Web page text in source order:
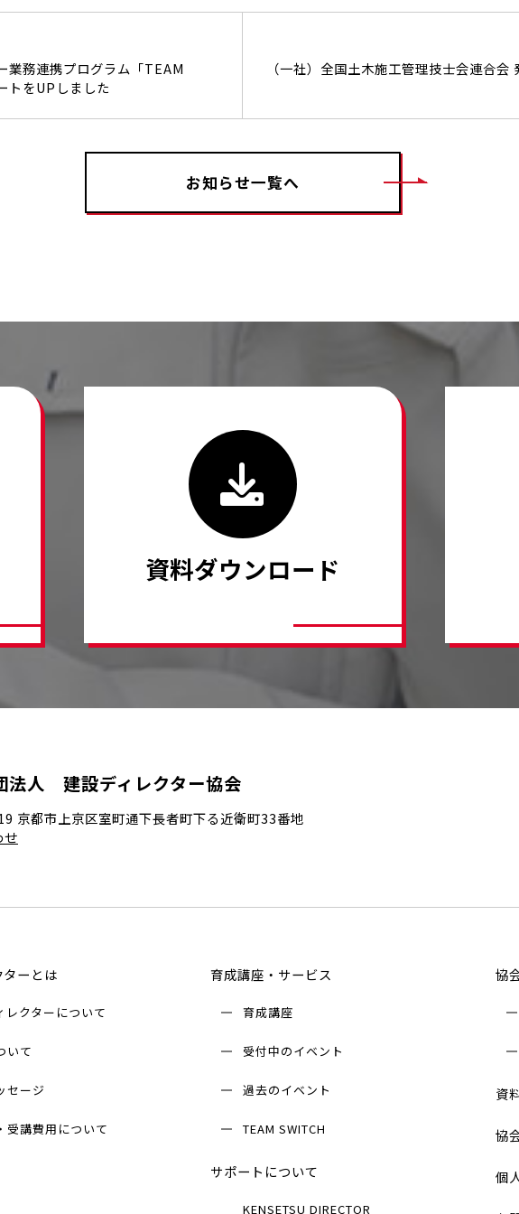
業務連携プログラム「TEAM
トをUPしました
（一社）全国土木施工管理技士会連合
お知らせ一覧へ
資料ダウンロード
法人 建設ディレクター協会
京都市上京区室町通下長者町下る近衛町33番地
せ
ーとは
レクターについて
いて
セージ
受講費用について
育成講座・サービス
育成講座
受付中のイベント
過去のイベント
TEAM SWITCH
サポートについて
KENSETSU DIRECTOR
協
資
協
個